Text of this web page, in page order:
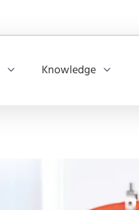
Knowledge